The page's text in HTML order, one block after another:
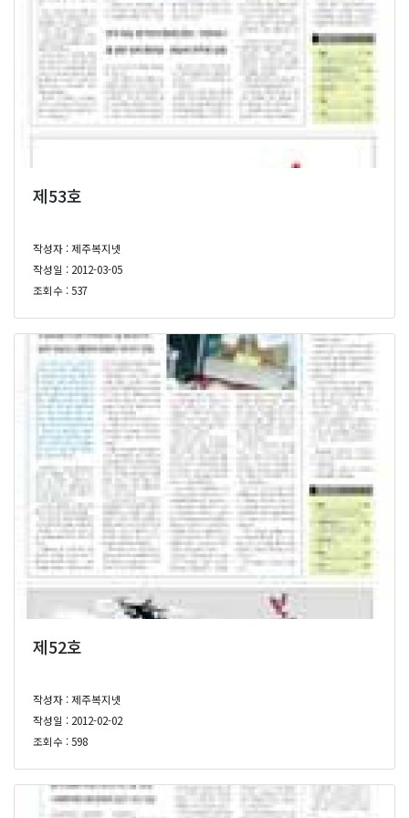
제53호
작성자 : 제주복지넷
작성일 : 2012-03-05
조회수 : 537
제52호
작성자 : 제주복지넷
작성일 : 2012-02-02
조회수 : 598